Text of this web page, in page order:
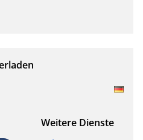
Weitere Dienste